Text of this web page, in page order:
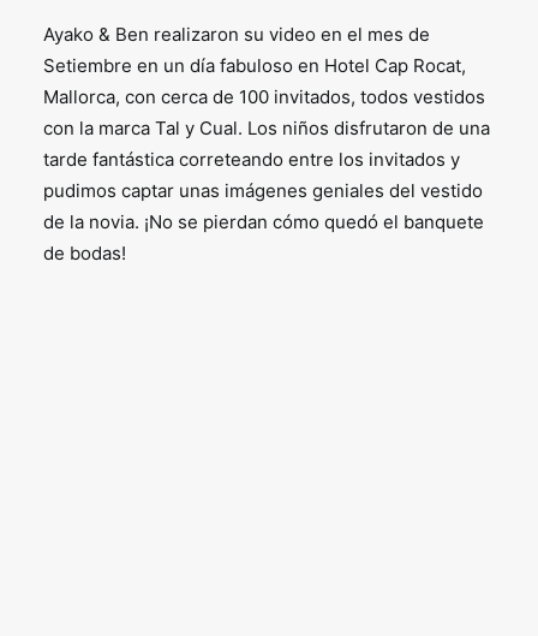
Ayako & Ben realizaron su video en el mes de
Setiembre en un día fabuloso en Hotel Cap Rocat,
Mallorca, con cerca de 100 invitados, todos vestidos
con la marca Tal y Cual. Los niños disfrutaron de una
tarde fantástica correteando entre los invitados y
pudimos captar unas imágenes geniales del vestido
de la novia. ¡No se pierdan cómo quedó el banquete
de bodas!